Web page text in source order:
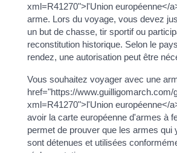
xml=R41270">l'Union européenne</
arme. Lors du voyage, vous devez
un but de chasse, tir sportif ou
reconstitution historique. Selon le
rendez, une autorisation peut être
Vous souhaitez voyager avec une
href="https://www.guilligomarch.com/
xml=R41270">l'Union européenne</
avoir la carte européenne d'armes à
permet de prouver que les armes qui
sont détenues et utilisées